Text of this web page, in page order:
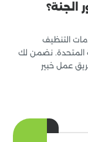
الجنة؟
التنظيف
المتحدة. نضمن لك
عمل خبير